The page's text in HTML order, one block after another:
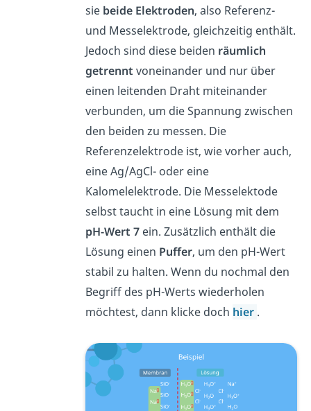
sie beide Elektroden, also Referenz-
und Messelektrode, gleichzeitig enthält.
Jedoch sind diese beiden räumlich
getrennt voneinander und nur über
einen leitenden Draht miteinander
verbunden, um die Spannung zwischen
den beiden zu messen. Die
Referenzelektrode ist, wie vorher auch,
eine Ag/AgCl- oder eine
Kalomelelektrode. Die Messelektode
selbst taucht in eine Lösung mit dem
pH-Wert 7ein. Zusätzlich enthält die
Lösung einen Puffer, um den pH-Wert
stabil zu halten. Wenn du nochmal den
Begriff des pH-Werts wiederholen
möchtest, dann klicke doch hier .